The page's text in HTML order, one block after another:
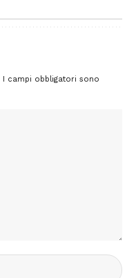
I campi obbligatori sono